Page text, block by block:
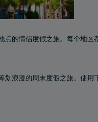
点的情侣度假之旅。每个地
浪漫的周末度假之旅。使